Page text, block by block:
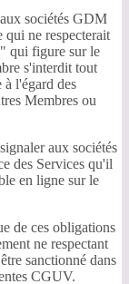
sociétés GDM
ne respecterait
qui figure sur le
s'interdit tout
l'égard des
Membres ou
aux sociétés
des Services qu'il
en ligne sur le
de ces obligations
ne respectant
sanctionné dans
CGUV.